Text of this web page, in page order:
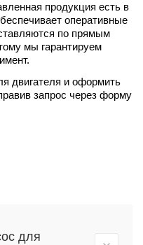
продукция есть в
оперативные
по прямым
мы гарантируем
двигателя и оформить
запрос через форму
для